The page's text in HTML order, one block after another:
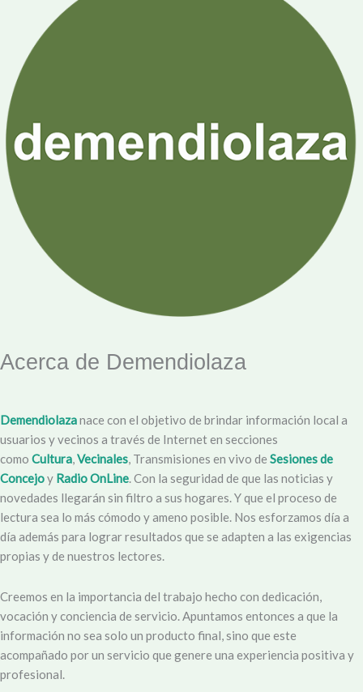
Acerca de Demendiolaza
Demendiolazanace con el objetivo de brindar información local a
usuarios y vecinos a través de Internet en secciones
como Cultura,Vecinales, Transmisiones en vivo de Sesiones de
Concejoy Radio OnLine. Con la seguridad de que las noticias y
novedades llegarán sin filtro a sus hogares. Y que el proceso de
lectura sea lo más cómodo y ameno posible. Nos esforzamos día a
día además para lograr resultados que se adapten a las exigencias
propias y de nuestros lectores.
Creemos en la importancia del trabajo hecho con dedicación,
vocación y conciencia de servicio. Apuntamos entonces a que la
información no sea solo un producto final, sino que este
acompañado por un servicio que genere una experiencia positiva y
profesional.